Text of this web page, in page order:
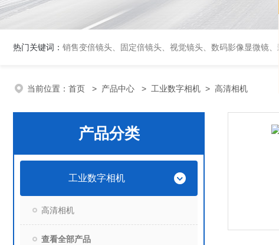
热门关键词： 销售变倍镜头、固定倍镜头、视觉镜头、数码影像显微镜、影像测量仪器、三维视
当前位置： 首页 > 产品中心 > 工业数字相机 > 高清相机
产品分类
工业数字相机
高清相机
查看全部产品